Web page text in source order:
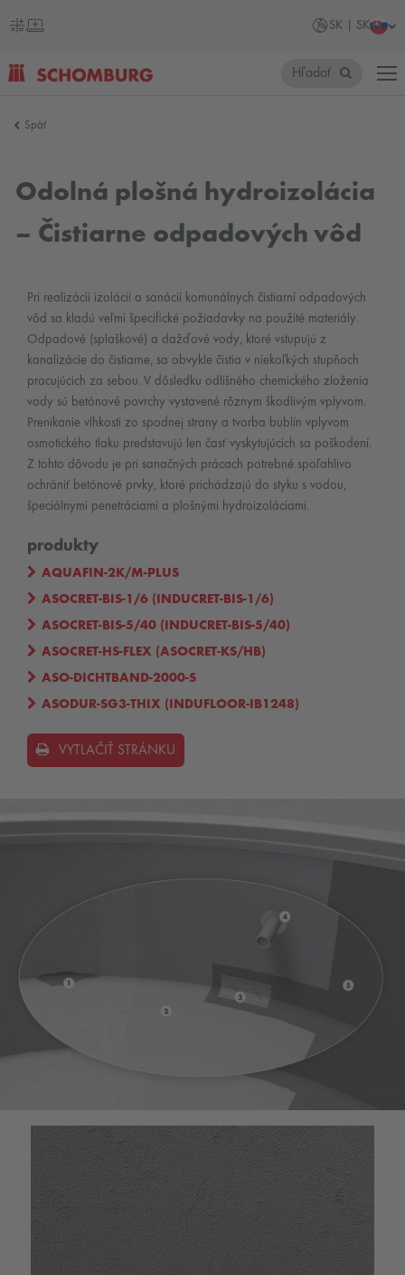
SK | SK
Hľadať
Späť
Odolná plošná hydroizolácia
– Čistiarne odpadových vôd
Pri realizácii izolácií a sanácií komunálnych čistiarní odpadových
vôd sa kladú veľmi špecifické požiadavky na použité materiály.
Odpadové (splaškové) a dažďové vody, ktoré vstupujú z
kanalizácie do čistiarne, sa obvykle čistia v niekoľkých stupňoch
pracujúcich za sebou. V dôsledku odlišného chemického zloženia
vody sú betónové povrchy vystavené rôznym škodlivým vplyvom.
Prenikanie vlhkosti zo spodnej strany a tvorba bublín vplyvom
osmotického tlaku predstavujú len časť vyskytujúcich sa poškodení.
Z tohto dôvodu je pri sanačných prácach potrebné spoľahlivo
ochrániť betónové prvky, ktoré prichádzajú do styku s vodou,
špeciálnymi penetráciami a plošnými hydroizoláciami.
produkty
AQUAFIN-2K/M-PLUS
ASOCRET-BIS-1/6 (INDUCRET-BIS-1/6)
ASOCRET-BIS-5/40 (INDUCRET-BIS-5/40)
ASOCRET-HS-FLEX (ASOCRET-KS/HB)
ASO-DICHTBAND-2000-S
ASODUR-SG3-THIX (INDUFLOOR-IB1248)
VYTLAČIŤ STRÁNKU